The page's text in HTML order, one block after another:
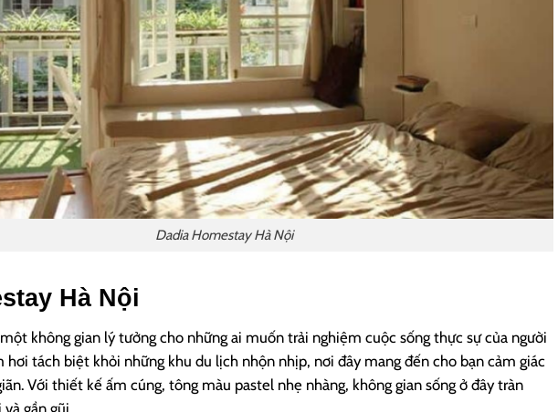
Dadia Homestay Hà Nội
Hà Nội
không gian lý tưởng cho những ai muốn trải nghiệm cuộc sống thực sự của người
hơi tách biệt khỏi những khu du lịch nhộn nhịp, nơi đây mang đến cho bạn cảm giác
Với thiết kế ấm cúng, tông màu pastel nhẹ nhàng, không gian sống ở đây tràn